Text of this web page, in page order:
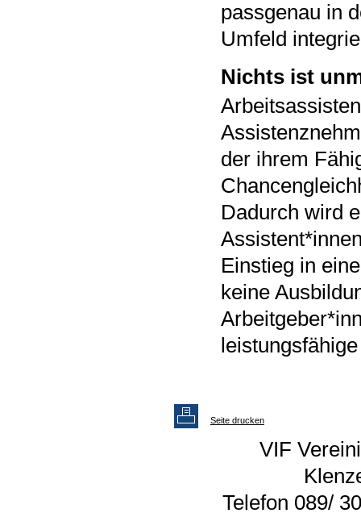
passgenau in
Umfeld
Nichts ist
der ihrem
Dadurch wird
Einstieg in
keine
Seite drucken
VIF
Telefon 089/